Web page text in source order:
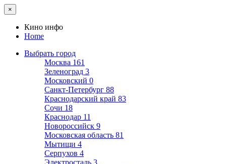
×
Кино инфо
Home
Выбрать город
Москва 161
Зеленоград 3
Московский 0
Санкт-Петербург 88
Краснодарский край 83
Сочи 18
Краснодар 11
Новороссийск 9
Московская область 81
Мытищи 4
Серпухов 4
Электросталь 3